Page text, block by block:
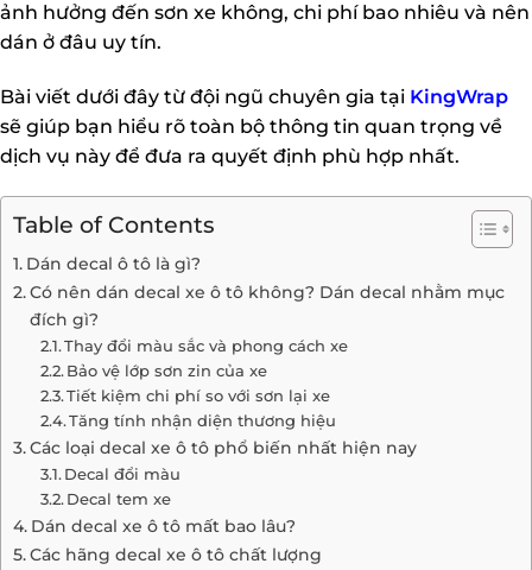
ảnh hưởng đến sơn xe không, chi phí bao nhiêu và nên
dán ở đâu uy tín.
Bài viết dưới đây từ đội ngũ chuyên gia tại KingWrap
sẽ giúp bạn hiểu rõ toàn bộ thông tin quan trọng về
dịch vụ này để đưa ra quyết định phù hợp nhất.
Table of Contents
Dán decal ô tô là gì?
Có nên dán decal xe ô tô không? Dán decal nhằm mục
đích gì?
Thay đổi màu sắc và phong cách xe
Bảo vệ lớp sơn zin của xe
Tiết kiệm chi phí so với sơn lại xe
Tăng tính nhận diện thương hiệu
Các loại decal xe ô tô phổ biến nhất hiện nay
Decal đổi màu
Decal tem xe
Dán decal xe ô tô mất bao lâu?
Các hãng decal xe ô tô chất lượng